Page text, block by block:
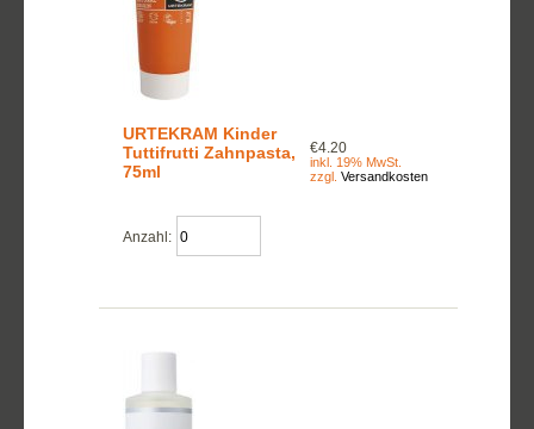
URTEKRAM Kinder
Tuttifrutti Zahnpasta,
75ml
€4.20
inkl. 19% MwSt.
zzgl. Versandkosten
Anzahl: